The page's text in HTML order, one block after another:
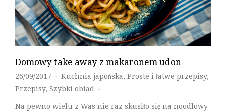
Domowy take away z makaronem udon
26/09/2017 ♦ Kuchnia japońska, Proste i łatwe przepisy,
Przepisy, Szybki obiad ♦
Na pewno wielu z Was nie raz skusiło się na noodlowy